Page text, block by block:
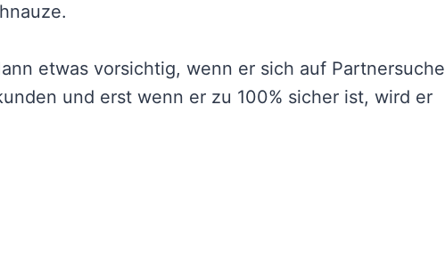
etwas vorsichtig, wenn er sich auf Partnersuche
und erst wenn er zu 100% sicher ist, wird er